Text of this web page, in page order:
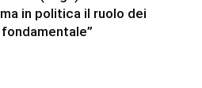
in politica il ruolo dei